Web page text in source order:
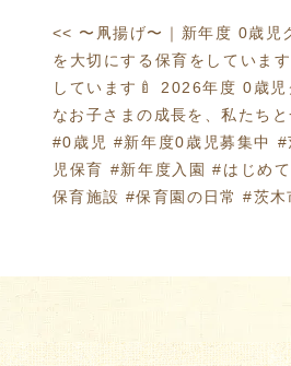
<< 〜凧揚げ〜 ｜ 新年度 0歳児
を大切にする保育をしていま
しています🍼 2026年度 0歳
なお子さまの成長を、私たち
#0歳児 #新年度0歳児募集中
児保育 #新年度入園 #はじめ
保育施設 #保育園の日常 #茨